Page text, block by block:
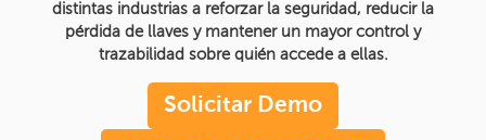
distintas industrias a reforzar la seguridad, reducir la
pérdida de llaves y mantener un mayor control y
trazabilidad sobre quién accede a ellas.
Solicitar Demo